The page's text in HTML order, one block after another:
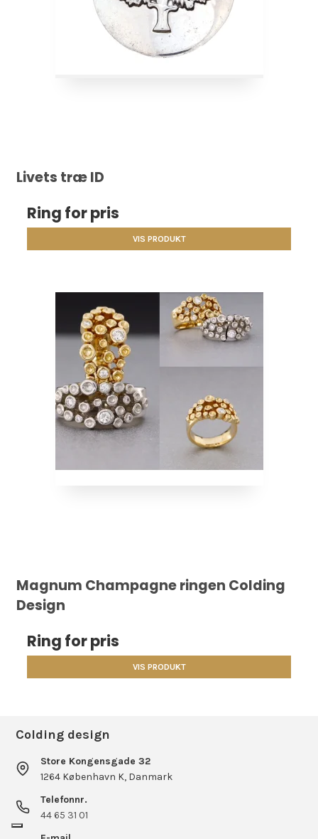
Livets træ ID
Ring for pris
VIS PRODUKT
Magnum Champagne ringen Colding
Design
Ring for pris
VIS PRODUKT
Colding design
Store Kongensgade 32
1264 København K, Danmark
Telefonnr.
44 65 31 01